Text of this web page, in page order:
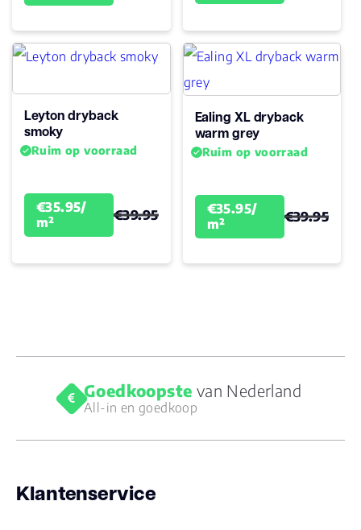
Leyton dryback
smoky
Ruim op voorraad
€35.95/
m²
€39.95
Ealing XL dryback
warm grey
Ruim op voorraad
€35.95/
m²
€39.95
Goedkoopste van Nederland
All-in en goedkoop
Klantenservice